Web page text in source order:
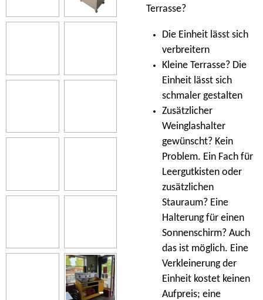
Terrasse?
Die Einheit lässt sich
verbreitern
Kleine Terrasse? Die
Einheit lässt sich
schmaler gestalten
Zusätzlicher
Weinglashalter
gewünscht? Kein
Problem. Ein Fach für
Leergutkisten oder
zusätzlichen
Stauraum? Eine
Halterung für einen
Sonnenschirm? Auch
das ist möglich. Eine
Verkleinerung der
Einheit kostet keinen
Aufpreis; eine